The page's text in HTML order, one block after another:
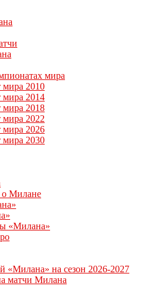
мира
2010
2014
2018
2022
2026
2030
о Милане
«Милана»
«Милана» на сезон 2026-2027
матчи Милана